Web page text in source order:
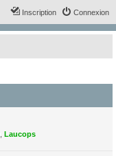
Connexion
Inscription
Laucops